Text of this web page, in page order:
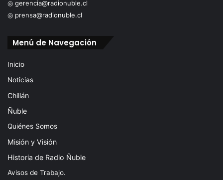
◎ gerencia@radionuble.cl
◎ prensa@radionuble.cl
Menú de Navegación
Inicio
Noticias
Chillán
Ñuble
Quiénes Somos
Misión y Visión
Historia de Radio Ñuble
Avisos de Trabajo.